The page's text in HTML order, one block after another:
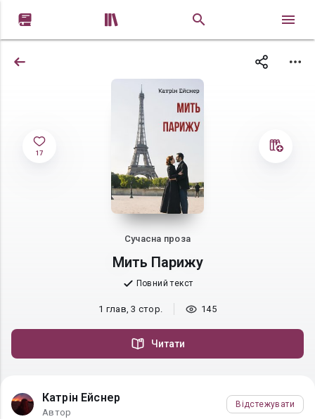
 
17
Сучасна проза
Мить Парижу
Повний текст
1 глав, 3 стор. 145
Читати
Катрін Ейснер
Автор
Відстежувати